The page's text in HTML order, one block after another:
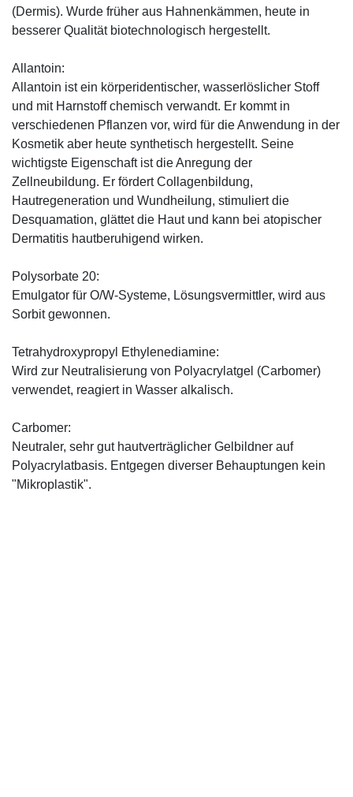
(Dermis). Wurde früher aus Hahnenkämmen, heute in
besserer Qualität biotechnologisch hergestellt.
Allantoin:
Allantoin ist ein körperidentischer, wasserlöslicher Stoff
und mit Harnstoff chemisch verwandt. Er kommt in
verschiedenen Pflanzen vor, wird für die Anwendung in der
Kosmetik aber heute synthetisch hergestellt. Seine
wichtigste Eigenschaft ist die Anregung der
Zellneubildung. Er fördert Collagenbildung,
Hautregeneration und Wundheilung, stimuliert die
Desquamation, glättet die Haut und kann bei atopischer
Dermatitis hautberuhigend wirken.
Polysorbate 20:
Emulgator für O/W-Systeme, Lösungsvermittler, wird aus
Sorbit gewonnen.
Tetrahydroxypropyl Ethylenediamine:
Wird zur Neutralisierung von Polyacrylatgel (Carbomer)
verwendet, reagiert in Wasser alkalisch.
Carbomer:
Neutraler, sehr gut hautverträglicher Gelbildner auf
Polyacrylatbasis. Entgegen diverser Behauptungen kein
"Mikroplastik".